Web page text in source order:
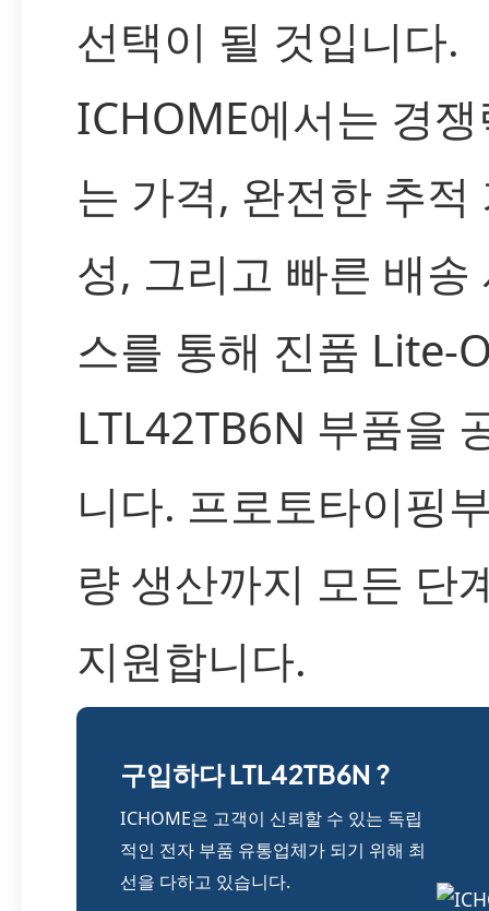
선택이 될 것입니다.
ICHOME에서는 경
는 가격, 완전한 추적
성, 그리고 빠른 배송
스를 통해 진품 Lite-
LTL42TB6N 부품을
니다. 프로토타이핑
량 생산까지 모든 단
지원합니다.
구입하다 LTL42TB6N ?
ICHOME은 고객이 신뢰할 수 있는 독립
적인 전자 부품 유통업체가 되기 위해 최
선을 다하고 있습니다.